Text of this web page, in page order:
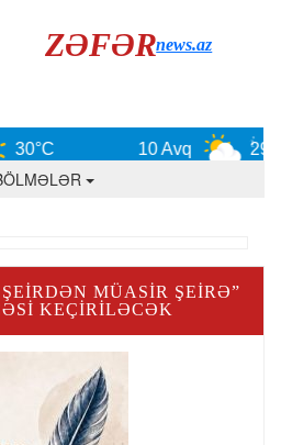
ZƏFƏRnews.az
30°C 10 Avq 29°C
MÜASIR ŞEIRƏ”
KEÇIRILƏCƏK